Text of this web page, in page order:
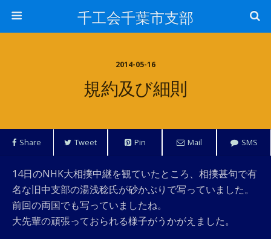
千工会千葉市支部
2014-05-16
規約及び細則
Share Tweet Pin Mail SMS
14日のNHK大相撲中継を観ていたところ、相撲甚句で有
名な旧中支部の湯浅稔氏が砂かぶりで写っていました。
前回の両国でも写っていましたね。
大先輩の頑張っておられる様子がうかがえました。